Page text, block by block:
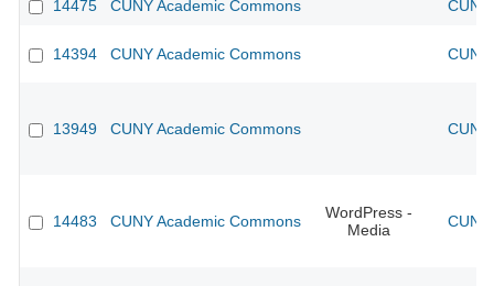
14475 CUNY Academic Commons
14394 CUNY Academic Commons
13949 CUNY Academic Commons
14483 CUNY Academic Commons
WordPress -
Media